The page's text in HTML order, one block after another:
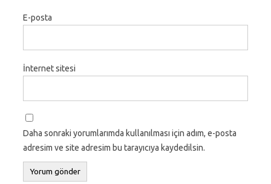
E-posta
İnternet sitesi
Daha sonraki yorumlarımda kullanılması için adım, e-posta
adresim ve site adresim bu tarayıcıya kaydedilsin.